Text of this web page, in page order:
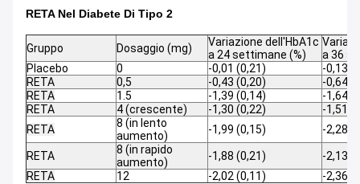
RETA Nel Diabete Di Tipo 2
Gruppo Dosaggio (mg)
Variazione dell'HbA1c
a 24 settimane (%)
a 36
Placebo
0 -0,01 (0,21)
-0,13
RETA
0,5 -0,43 (0,20)
-0,64
RETA
1.5 -1,39 (0,14)
-1,64
RETA
4 (crescente) -1,30 (0,22)
-1,51
RETA
8 (in lento
aumento)
-1,99 (0,15) -2,28
RETA
8 (in rapido
aumento)
-1,88 (0,21)
-2,13
RETA
12 -2,02 (0,11) -2,36